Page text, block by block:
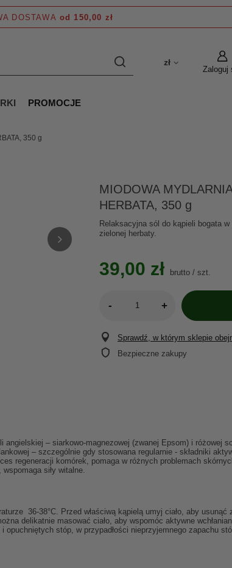
DOSTAWA od 150,00 zł
zł
Zaloguj
PROMOCJE
350 g
MIODOWA
HERBATA, 350 g
Relaksacyjna sól do kąpieli bogata
zielonej herbaty.
39,00 zł brutto / szt.
- +
Sprawdź, w którym sklepie
Bezpieczne zakupy
– siarkowo-magnezowej (zwanej Epsom) i różowej
– szczególnie gdy stosowana regularnie - składniki
regeneracji komórek, pomaga w różnych problemach
siły witalne.
36-38°C. Przed właściwą kąpielą umyj ciało, aby
delikatnie masować ciało, aby wspomóc aktywne
stóp, w przypadłości nieprzyjemnego zapachu